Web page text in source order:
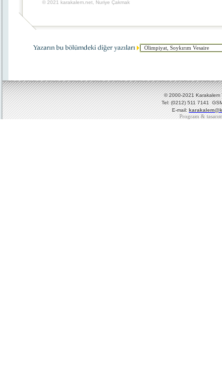
© 2021 karakalem.net, Nuriye Çakmak
© 2000-2021 Karakalem
Tel: (0212) 511 7141
E-mail:
Program &